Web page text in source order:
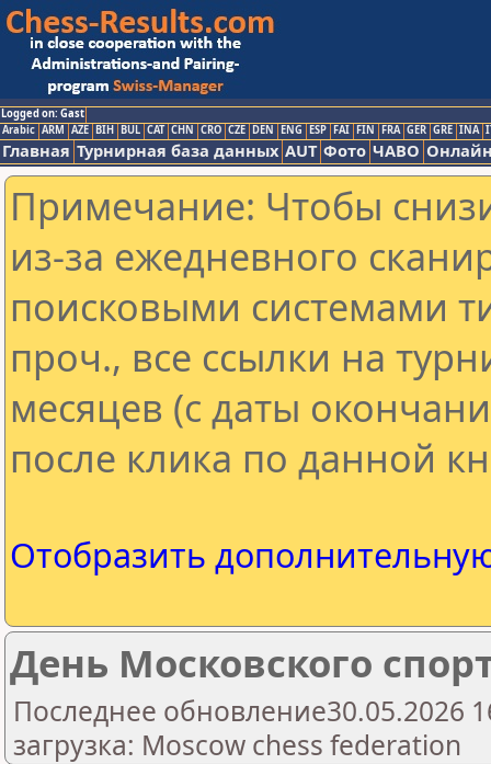
Logged on: Gast
Arabic ARM AZE BIH BUL CAT CHN CRO CZE DEN ENG ESP FAI FIN FRA GER GRE INA
Главная Турнирная база данных AUT Фото ЧАВО
Примечание: Чтобы
из-за ежедневного
поисковыми системами
проч., все ссылки на
месяцев (с даты
после клика по данной
Отобразить
День Московского
Последнее обновление30.05.2026
загрузка: Moscow chess federation